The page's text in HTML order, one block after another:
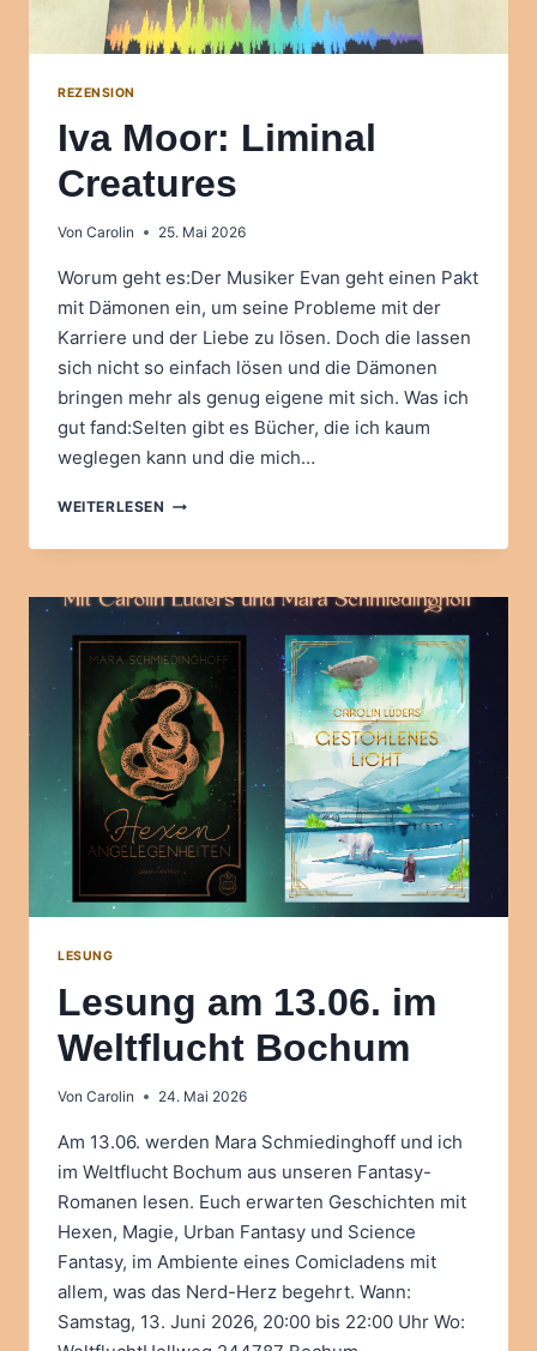
REZENSION
Iva Moor: Liminal
Creatures
Von Carolin 25. Mai 2026
Worum geht es:Der Musiker Evan geht einen Pakt
mit Dämonen ein, um seine Probleme mit der
Karriere und der Liebe zu lösen. Doch die lassen
sich nicht so einfach lösen und die Dämonen
bringen mehr als genug eigene mit sich. Was ich
gut fand:Selten gibt es Bücher, die ich kaum
weglegen kann und die mich…
WEITERLESEN IVA
LIMINAL
LESUNG
Lesung am 13.06. im
Weltflucht Bochum
Von Carolin 24. Mai 2026
Am 13.06. werden Mara Schmiedinghoff und ich
im Weltflucht Bochum aus unseren Fantasy-
Romanen lesen. Euch erwarten Geschichten mit
Hexen, Magie, Urban Fantasy und Science
Fantasy, im Ambiente eines Comicladens mit
allem, was das Nerd-Herz begehrt. Wann:
Samstag, 13. Juni 2026, 20:00 bis 22:00 Uhr Wo: